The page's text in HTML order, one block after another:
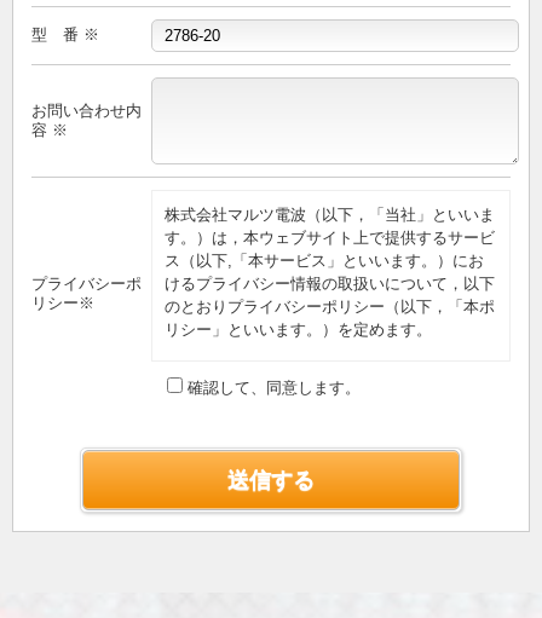
型 番 ※
お問い合わせ内
容 ※
プライバシーポ
リシー※
株式会社マルツ電波（以下，「当社」といいま
す。）は，本ウェブサイト上で提供するサービ
ス（以下,「本サービス」といいます。）にお
けるプライバシー情報の取扱いについて，以下
のとおりプライバシーポリシー（以下，「本ポ
リシー」といいます。）を定めます。
第1条（プライバシー情報）
プライバシー情報のうち「個人情報」とは，個
し，生存する個人に関する情報であって，当該
情報に含まれる氏名，生年月日，住所，電話番
号，連絡先その他の記述等により特定の個人を
識別できる情報を指します。
プライバシー情報のうち「履歴情報および特性
確認して、同意します。